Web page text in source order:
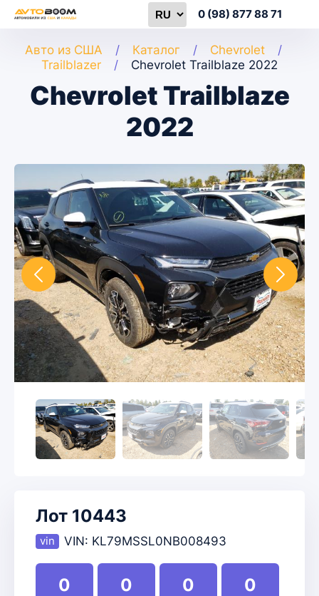
0 (98) 877 88 71
Авто из США Каталог
Chevrolet
Trailblazer
Chevrolet Trailblaze 2022
Chevrolet Trailblaze
2022
Лот 10443
VIN: KL79MSSL0NB008493
0 0 0 0